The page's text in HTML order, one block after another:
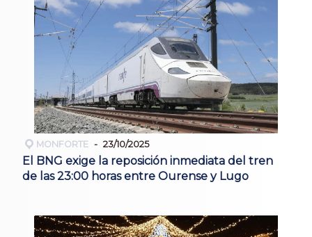
MONFORTE 23/10/2025
El BNG exige la reposición inmediata del tren
de las 23:00 horas entre Ourense y Lugo